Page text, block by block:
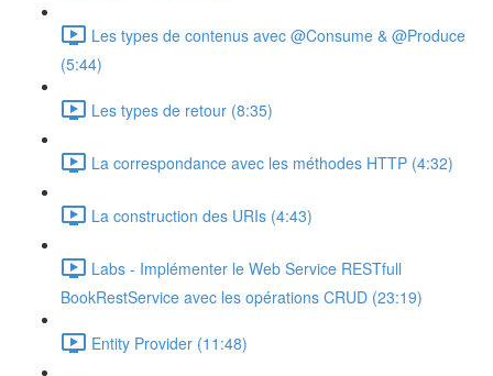
Les types de contenus avec @Consume & @Produce
(5:44)
Les types de retour (8:35)
La correspondance avec les méthodes HTTP (4:32)
La construction des URIs (4:43)
Labs - Implémenter le Web Service RESTfull
BookRestService avec les opérations CRUD (23:19)
Entity Provider (11:48)